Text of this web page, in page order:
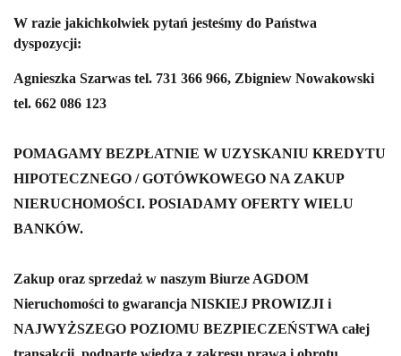
W razie jakichkolwiek pytań jesteśmy do Państwa
dyspozycji:
Agnieszka Szarwas tel. 731 366 966, Zbigniew Nowakowski
tel. 662 086 123
POMAGAMY BEZPŁATNIE W UZYSKANIU KREDYTU
HIPOTECZNEGO / GOTÓWKOWEGO NA ZAKUP
NIERUCHOMOŚCI. POSIADAMY OFERTY WIELU
BANKÓW.
Zakup oraz sprzedaż w naszym Biurze AGDOM
Nieruchomości to gwarancja NISKIEJ PROWIZJI i
NAJWYŻSZEGO POZIOMU BEZPIECZEŃSTWA całej